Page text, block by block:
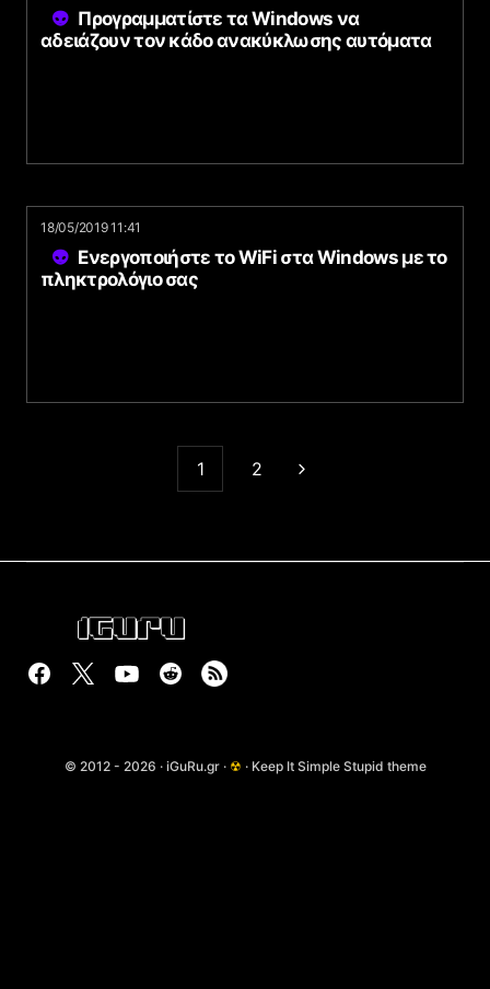
Προγραμματίστε τα Windows να
αδειάζουν τον κάδο ανακύκλωσης αυτόματα
18/05/2019 11:41
Ενεργοποιήστε το WiFi στα Windows με το
πληκτρολόγιο σας
1 2
© 2012 - 2026 · iGuRu.gr · ☢ · Keep It Simple Stupid theme